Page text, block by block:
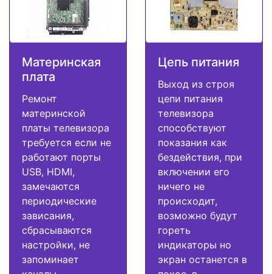
Материнская
плата
Ремонт
материнской
платы телевизора
требуется если не
работают порты
USB, HDMI,
замечаются
периодические
зависания,
сбрасываются
настройки, не
запоминает
Цепь питания
Выход из строя
цепи питания
телевизора
способствуют
показания как
бездействия, при
включении его
ничего не
происходит,
возможно будут
гореть
индикаторы но
экран останется в